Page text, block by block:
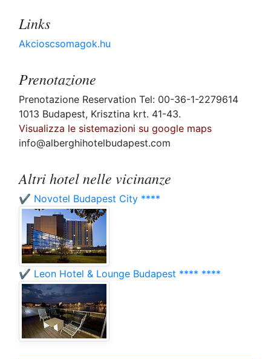
Links
Akcioscsomagok.hu
Prenotazione
Prenotazione Reservation Tel: 00-36-1-2279614
1013 Budapest, Krisztina krt. 41-43.
Visualizza le sistemazioni su google maps
info@alberghihotelbudapest.com
Altri hotel nelle vicinanze
✔️ Novotel Budapest City ****
✔️ Leon Hotel & Lounge Budapest **** ****